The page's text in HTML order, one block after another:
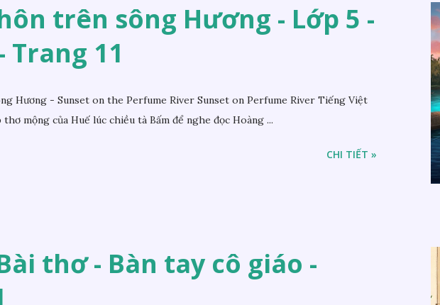
trên sông Hương - Lớp 5 -
Trang 11
Hương - Sunset on the Perfume River Sunset on Perfume River Tiếng Việt
mộng của Huế lúc chiều tà Bấm để nghe đọc Hoàng ...
CHI TIẾT »
thơ - Bàn tay cô giáo -